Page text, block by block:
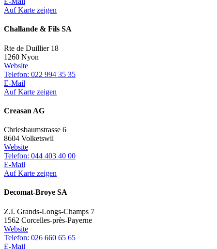
Auf Karte zeigen
Challande & Fils SA
Rte de Duillier 18
1260 Nyon
Website
Telefon: 022 994 35 35
E-Mail
Auf Karte zeigen
Creasan AG
Chriesbaumstrasse 6
8604 Volketswil
Website
Telefon: 044 403 40 00
E-Mail
Auf Karte zeigen
Decomat-Broye SA
Z.I. Grands-Longs-Champs 7
1562 Corcelles-près-Payerne
Website
Telefon: 026 660 65 65
E-Mail